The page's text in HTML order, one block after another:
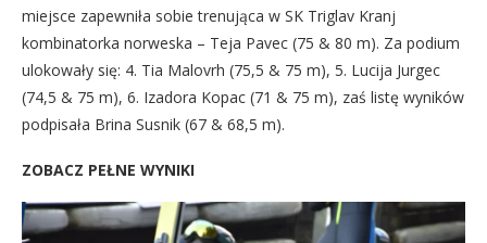
miejsce zapewniła sobie trenująca w SK Triglav Kranj
kombinatorka norweska – Teja Pavec (75 & 80 m). Za podium
ulokowały się: 4. Tia Malovrh (75,5 & 75 m), 5. Lucija Jurgec
(74,5 & 75 m), 6. Izadora Kopac (71 & 75 m), zaś listę wyników
podpisała Brina Susnik (67 & 68,5 m).
ZOBACZ PEŁNE WYNIKI